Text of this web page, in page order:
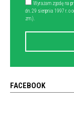
Wyrażam zgodę na
dn. 29 sierpnia 1997 r. o
zm.).
FACEBOOK